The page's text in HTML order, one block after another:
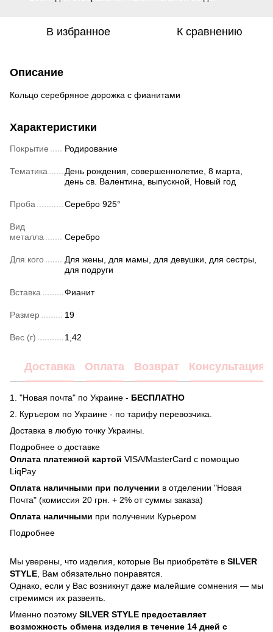
В избранное К сравнению
Описание
Кольцо серебряное дорожка с фианитами
Характеристики
Покрытие Родирование
Тематика
День рождения, совершеннолетие, 8 марта,
день св. Валентина, выпускной, Новый год
Проба Серебро 925°
Вид
металла
Серебро
Для кого
Для жены, для мамы, для девушки, для сестры,
для подруги
Вставка Фианит
Размер 19
Вес (г) 1,42
Доставка Оплата Возврат Консультация
1. "Новая почта" по Украине - БЕСПЛАТНО
2. Куръером по Украине - по тарифу перевозчика.
Доставка в любую точку Украины.
Подробнее о доставке
Оплата платежной картой VISA/MasterCard с помощью
LiqPay
Оплата наличными при получении в отделении "Новая
Почта" (комиссия 20 грн. + 2% от суммы заказа)
Оплата наличными при получении Курьером
Подробнее
Мы уверены, что изделия, которые Вы приобретёте в SILVER
STYLE , Вам обязательно понравятся.
Однако, если у Вас возникнут даже малейшие сомнения — мы
стремимся их развеять.
Именно поэтому SILVER STYLE предоставляет
возможность обмена изделия в течение 14 дней с